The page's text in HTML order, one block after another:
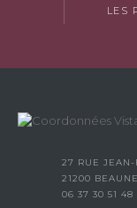
LES
27 RUE JEAN-
21200 BEAUNE
06 37 30 51 48